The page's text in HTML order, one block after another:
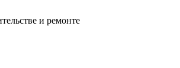
и ремонте